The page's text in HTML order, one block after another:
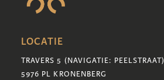
LOCATIE
TRAVERS 5 (NAVIGATIE: PEELSTRAAT)
5976 PL KRONENBERG